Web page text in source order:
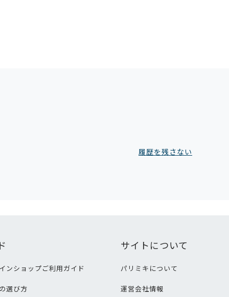
履歴を残さない
ンショップご利用ガイド
選び方
サイトについて
パリミキについて
運営会社情報